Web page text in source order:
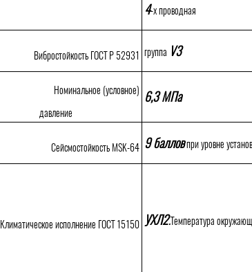
4-х проводная
Вибростойкость ГОСТ Р 52931 группа V3
Номинальное (условное)
давление
6,3 МПа
Сейсмостойкость MSK-64 9 балловпри уровне
Климатическое исполнение ГОСТ 15150 УХЛ2.Температура